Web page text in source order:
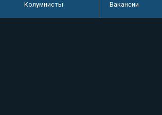
Колумнисты
Вакансии